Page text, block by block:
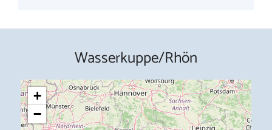
Wasserkuppe/Rhön
+
−